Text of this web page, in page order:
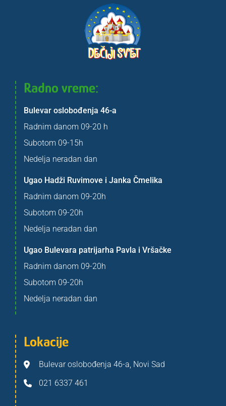
Radno vreme:
Bulevar oslobođenja 46-a
Radnim danom 09-20 h
Subotom 09-15h
Nedelja neradan dan
Ugao Hadži Ruvimove i Janka Čmelika
Radnim danom 09-20h
Subotom 09-20h
Nedelja neradan dan
Ugao Bulevara patrijarha Pavla i Vršačke
Radnim danom 09-20h
Subotom 09-20h
Nedelja neradan dan
Lokacije
Bulevar oslobođenja 46-a, Novi Sad
021 6337 461